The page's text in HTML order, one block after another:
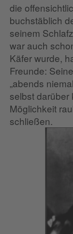
die
buchstäblich
seinem
war auch
Käfer wurde,
Freunde:
„abends
selbst darüber
Möglichkeit
schließen.